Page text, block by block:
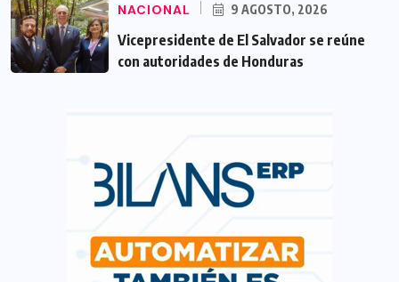
NACIONAL 9 AGOSTO, 2026
Vicepresidente de El Salvador se reúne
con autoridades de Honduras